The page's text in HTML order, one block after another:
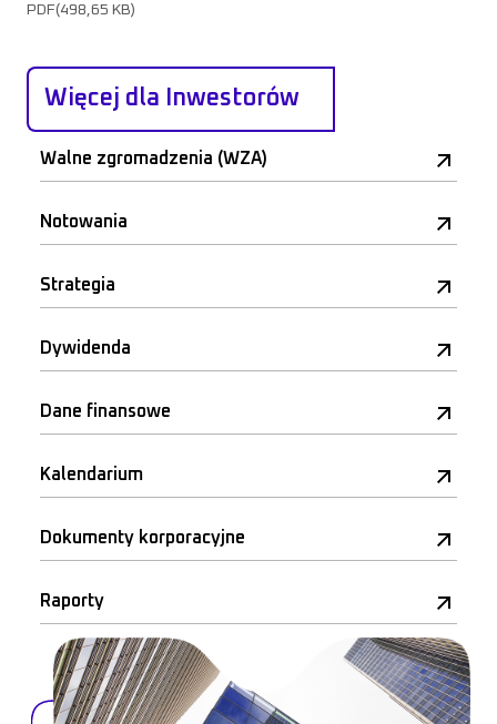
PDF(498,65 KB)
Więcej dla Inwestorów
Walne zgromadzenia (WZA)
Notowania
Strategia
Dywidenda
Dane finansowe
Kalendarium
Dokumenty korporacyjne
Raporty